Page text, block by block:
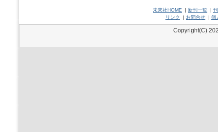
未來社HOME 新刊一覧
リンク
お問合せ 個
Copyright(C)